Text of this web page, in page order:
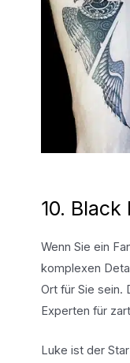
10. Black
Wenn Sie ein
komplexen
Ort für Sie sein.
Experten für
Luke ist der